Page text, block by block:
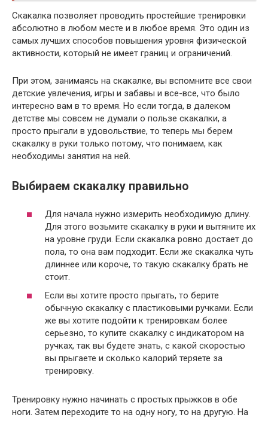
Скакалка позволяет проводить простейшие тренировки
абсолютно в любом месте и в любое время. Это один из
самых лучших способов повышения уровня физической
активности, который не имеет границ и ограничений.
При этом, занимаясь на скакалке, вы вспомните все свои
детские увлечения, игры и забавы и все-все, что было
интересно вам в то время. Но если тогда, в далеком
детстве мы совсем не думали о пользе скакалки, а
просто прыгали в удовольствие, то теперь мы берем
скакалку в руки только потому, что понимаем, как
необходимы занятия на ней.
Выбираем скакалку правильно
Для начала нужно измерить необходимую длину.
Для этого возьмите скакалку в руки и вытяните их
на уровне груди. Если скакалка ровно достает до
пола, то она вам подходит. Если же скакалка чуть
длиннее или короче, то такую скакалку брать не
стоит.
Если вы хотите просто прыгать, то берите
обычную скакалку с пластиковыми ручками. Если
же вы хотите подойти к тренировкам более
серьезно, то купите скакалку с индикатором на
ручках, так вы будете знать, с какой скоростью
вы прыгаете и сколько калорий теряете за
тренировку.
Тренировку нужно начинать с простых прыжков в обе
ноги. Затем переходите то на одну ногу, то на другую. На